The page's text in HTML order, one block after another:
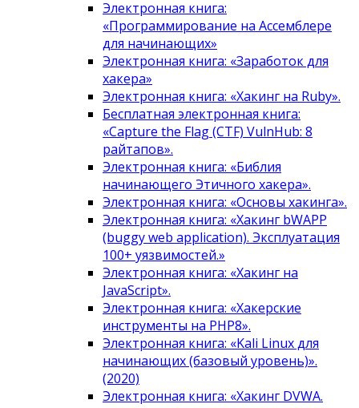
Электронная книга:
«Программирование на Ассемблере
для начинающих»
Электронная книга: «Заработок для
хакера»
Электронная книга: «Хакинг на Ruby».
Бесплатная электронная книга:
«Capture the Flag (CTF) VulnHub: 8
райтапов».
Электронная книга: «Библия
начинающего Этичного хакера».
Электронная книга: «Основы хакинга».
Электронная книга: «Хакинг bWAPP
(buggy web application). Эксплуатация
100+ уязвимостей.»
Электронная книга: «Хакинг на
JavaScript».
Электронная книга: «Хакерские
инструменты на PHP8».
Электронная книга: «Kali Linux для
начинающих (базовый уровень)».
(2020)
Электронная книга: «Хакинг DVWA.